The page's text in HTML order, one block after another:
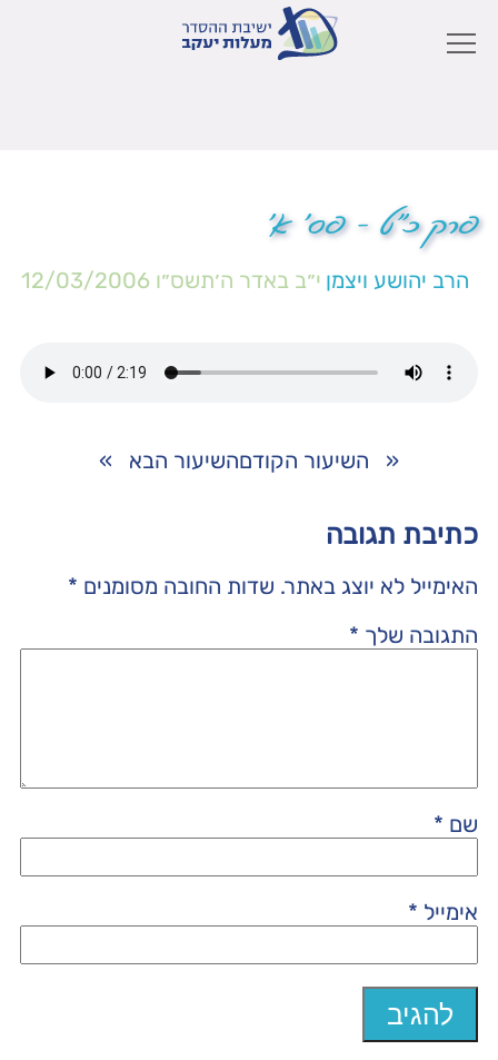
פרק כ"ט – פס' א'
הרב יהושע ויצמן י״ב באדר ה׳תשס״ו 12/03/2006
« השיעור הקודםהשיעור הבא »
כתיבת תגובה
האימייל לא יוצג באתר. שדות החובה מסומנים *
התגובה שלך *
שם *
אימייל *